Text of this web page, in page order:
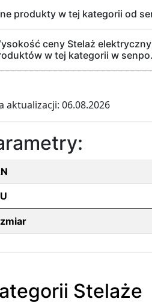
produkty w tej kategorii od
ceny Stelaż
w tej kategorii w
aktualizacji: 06.08.2026
Stelaże